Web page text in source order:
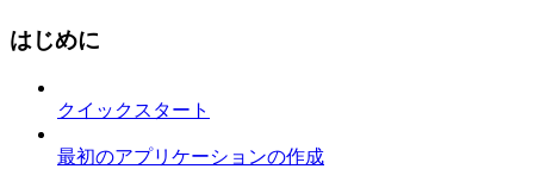
はじめに
クイックスタート
最初のアプリケーションの作成